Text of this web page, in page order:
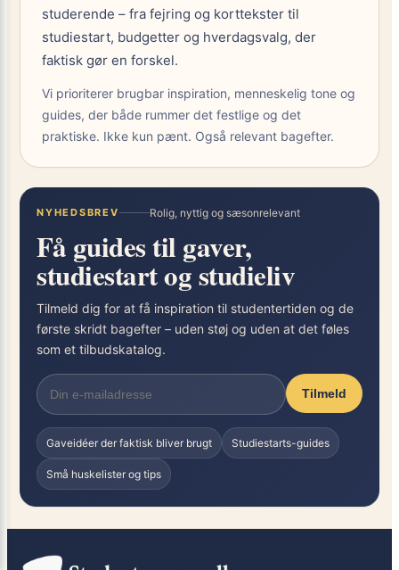
studerende – fra fejring og korttekster til
studiestart, budgetter og hverdagsvalg, der
faktisk gør en forskel.
Vi prioriterer brugbar inspiration, menneskelig tone og
guides, der både rummer det festlige og det
praktiske. Ikke kun pænt. Også relevant bagefter.
NYHEDSBREV Rolig, nyttig og sæsonrelevant
Få guides til gaver,
studiestart og studieliv
Tilmeld dig for at få inspiration til studentertiden og de
første skridt bagefter – uden støj og uden at det føles
som et tilbudskatalog.
Tilmeld
Gaveidéer der faktisk bliver brugt Studiestarts-guides
Små huskelister og tips